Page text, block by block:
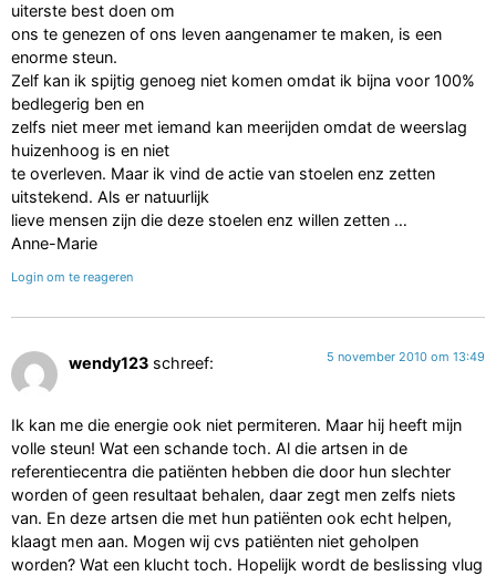
uiterste best doen om
ons te genezen of ons leven aangenamer te maken, is een
enorme steun.
Zelf kan ik spijtig genoeg niet komen omdat ik bijna voor 100%
bedlegerig ben en
zelfs niet meer met iemand kan meerijden omdat de weerslag
huizenhoog is en niet
te overleven. Maar ik vind de actie van stoelen enz zetten
uitstekend. Als er natuurlijk
lieve mensen zijn die deze stoelen enz willen zetten …
Anne-Marie
Login om te reageren
wendy123 schreef: 5 november 2010 om 13:49
Ik kan me die energie ook niet permiteren. Maar hij heeft mijn
volle steun! Wat een schande toch. Al die artsen in de
referentiecentra die patiënten hebben die door hun slechter
worden of geen resultaat behalen, daar zegt men zelfs niets
van. En deze artsen die met hun patiënten ook echt helpen,
klaagt men aan. Mogen wij cvs patiënten niet geholpen
worden? Wat een klucht toch. Hopelijk wordt de beslissing vlug